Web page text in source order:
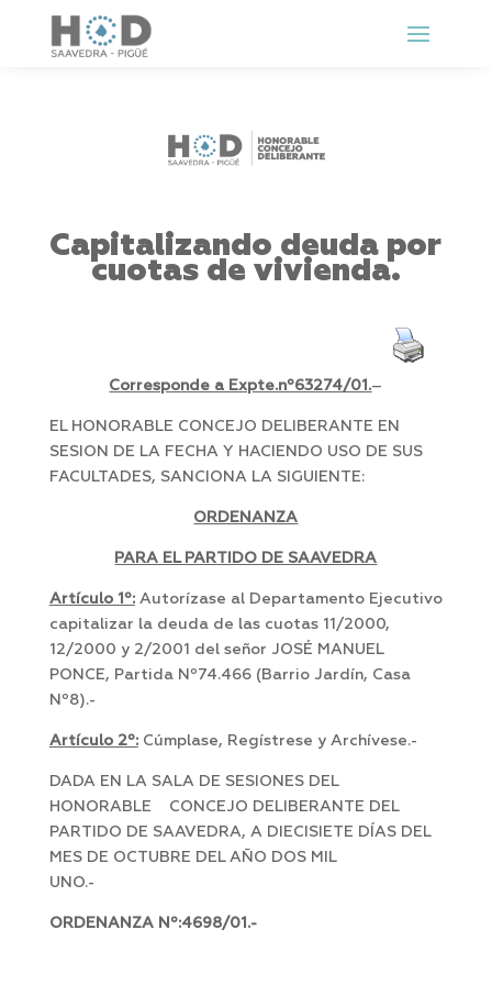
Capitalizando deuda por
cuotas de vivienda.
Corresponde a Expte.nº63274/01.–
EL HONORABLE CONCEJO DELIBERANTE EN
SESION DE LA FECHA Y HACIENDO USO DE SUS
FACULTADES, SANCIONA LA SIGUIENTE:
ORDENANZA
PARA EL PARTIDO DE SAAVEDRA
Artículo 1º:Autorízase al Departamento Ejecutivo
capitalizar la deuda de las cuotas 11/2000,
12/2000 y 2/2001 del señor JOSÉ MANUEL
PONCE, Partida Nº74.466 (Barrio Jardín, Casa
Nº8).-
Artículo 2º:Cúmplase, Regístrese y Archívese.-
DADA EN LA SALA DE SESIONES DEL
HONORABLE CONCEJO DELIBERANTE DEL
PARTIDO DE SAAVEDRA, A DIECISIETE DÍAS DEL
MES DE OCTUBRE DEL AÑO DOS MIL
UNO.-
ORDENANZA Nº:4698/01.-